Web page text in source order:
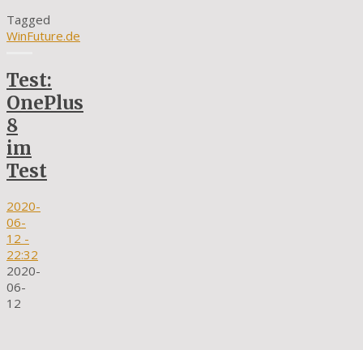
Tagged
WinFuture.de
Test:
OnePlus
8
im
Test
2020-
06-
12 -
22:32
2020-
06-
12